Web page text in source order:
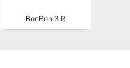
BonBon 3 R